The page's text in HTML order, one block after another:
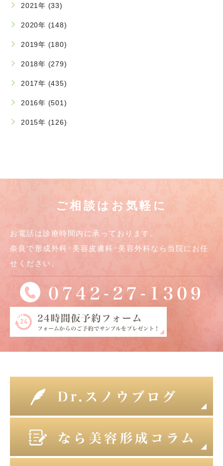
2021年 (33)
2020年 (148)
2019年 (180)
2018年 (279)
2017年 (435)
2016年 (501)
2015年 (126)
ご相談はお気軽に
お電話は診療時間内に承っております。
奈良で形成外科･美容皮膚科･美容外科なら当院にお任
せください。